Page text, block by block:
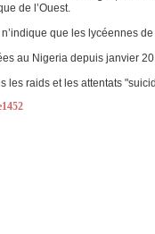
de l’Ouest.
que les lycéennes
au Nigeria depuis janvier
les raids et les attentats